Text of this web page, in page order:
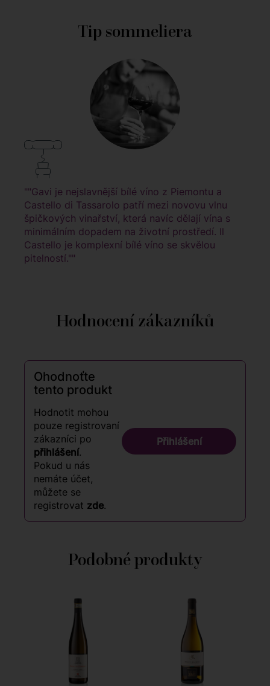
Tip sommeliera
""Gavi je nejslavnější bílé víno z Piemontu a
Castello di Tassarolo patří mezi novovu vlnu
špičkových vinařství, která navíc dělají vína s
minimálním dopadem na životní prostředí. Il
Castello je komplexní bílé víno se skvělou
pitelností.""
Hodnocení zákazníků
Ohodnoťte
tento produkt
Hodnotit mohou
pouze registrovaní
zákazníci po
přihlášení.
Pokud u nás
nemáte účet,
můžete se
registrovat zde.
Přihlášení
Podobné produkty